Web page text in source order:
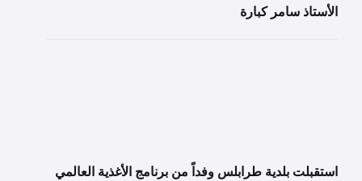
الأستاذ سامر كبارة
استقبلت بلدية طرابلس وفداً من برنامج الأغذية العالمي